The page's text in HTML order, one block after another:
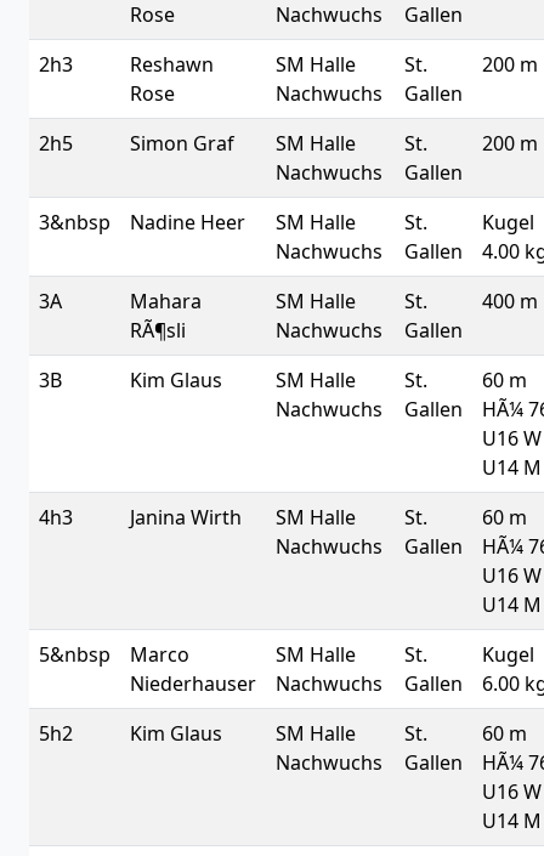
Rose
Nachwuchs
Gallen
2h3
Reshawn
Rose
SM Halle
Nachwuchs
St.
Gallen
200 m
2h5 Simon Graf
SM Halle
Nachwuchs
St.
Gallen
200 m
3&nbsp Nadine Heer
SM Halle
Nachwuchs
St.
Gallen
Kugel
4.00
3A
Mahara
RÃ¶sli
SM Halle
Nachwuchs
St.
Gallen
400 m
3B Kim Glaus
SM Halle
Nachwuchs
St.
Gallen
60 m
HÃ¼
U16
U14 M
4h3
Janina Wirth
SM Halle
Nachwuchs
St.
Gallen
60 m
HÃ¼
U16
U14 M
5&nbsp
Marco
Niederhauser
SM Halle
Nachwuchs
St.
Gallen
Kugel
6.00
5h2
Kim Glaus
SM Halle
Nachwuchs
St.
Gallen
60 m
HÃ¼
U16
U14 M